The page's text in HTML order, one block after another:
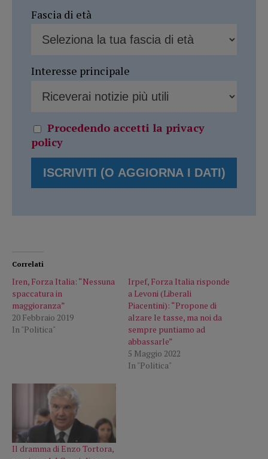
Fascia di età
Interesse principale
Procedendo accetti la privacy
policy
Correlati
Iren, Forza Italia: “Nessuna
spaccatura in
maggioranza”
20 Febbraio 2019
In "Politica"
Irpef, Forza Italia risponde
a Levoni (Liberali
Piacentini): “Propone di
alzare le tasse, ma noi da
sempre puntiamo ad
abbassarle”
5 Maggio 2022
In "Politica"
Il dramma di Enzo Tortora,